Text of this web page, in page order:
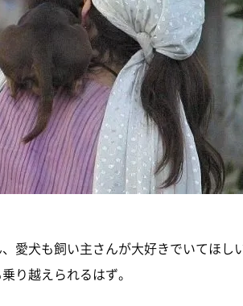
愛犬も飼い主さんが大好きでいてほし
り越えられるはず。